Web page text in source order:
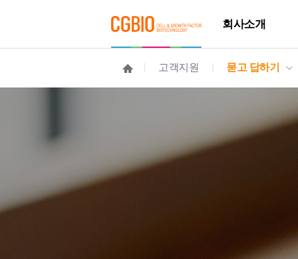
회사소개
고객지원 묻고 답하기